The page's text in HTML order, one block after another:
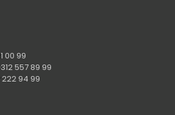
00 99
557 89 99
222 94 99